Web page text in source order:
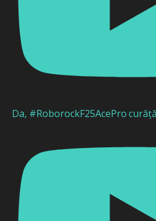
Da, #RoborockF25AcePro